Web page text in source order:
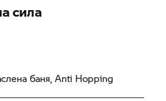
сила
баня, Anti Hopping